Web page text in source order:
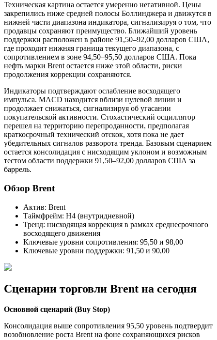
Техническая картина остается умеренно негативной. Цены
закрепились ниже средней полосы Боллинджера и движутся в
нижней части диапазона индикатора, сигнализируя о том, что
продавцы сохраняют преимущество. Ближайший уровень
поддержки расположен в районе 91,50–92,00 долларов США,
где проходит нижняя граница текущего диапазона, с
сопротивлением в зоне 94,50–95,50 долларов США. Пока
нефть марки Brent остается ниже этой области, риски
продолжения коррекции сохраняются.
Индикаторы подтверждают ослабление восходящего
импульса. MACD находится вблизи нулевой линии и
продолжает снижаться, сигнализируя об угасании
покупательской активности. Стохастический осциллятор
перешел на территорию перепроданности, предполагая
краткосрочный технический отскок, хотя пока не дает
убедительных сигналов разворота тренда. Базовым сценарием
остается консолидация с нисходящим уклоном и возможным
тестом области поддержки 91,50–92,00 долларов США за
баррель.
Обзор Brent
Актив: Brent
Таймфрейм: H4 (внутридневной)
Тренд: нисходящая коррекция в рамках среднесрочного
восходящего движения
Ключевые уровни сопротивления: 95,50 и 98,00
Ключевые уровни поддержки: 91,50 и 90,00
Сценарии торговли Brent на сегодня
Основной сценарий (Buy Stop)
Консолидация выше сопротивления 95,50 уровень подтвердит
возобновление роста Brent на фоне сохраняющихся рисков